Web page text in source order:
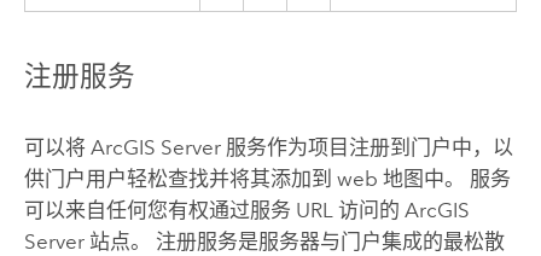
注册服务
可以将 ArcGIS Server服务作为项目注册到门户中，以
供门户用户轻松查找并将其添加到 web 地图中。 服务
可以来自任何您有权通过服务 URL 访问的 ArcGIS
Server站点。 注册服务是服务器与门户集成的最松散